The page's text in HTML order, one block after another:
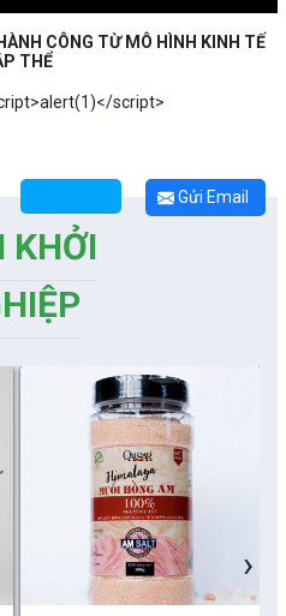
CÔNG TỪ MÔ HÌNH KINH TẾ
THỂ
script>
Gửi Email
KHỞI
›
nhà lá vườn”
khởi nghiệp đổi mới sáng tạo